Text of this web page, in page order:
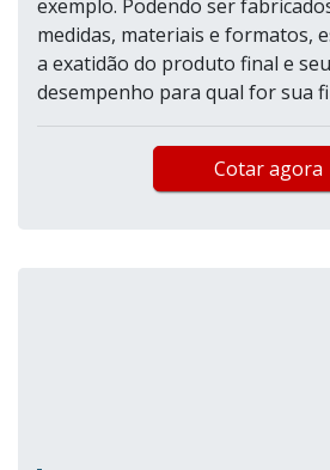
exemplo. Podendo ser
medidas, materiais e formatos,
a exatidão do produto final e
desempenho para qual for sua
Cotar agora